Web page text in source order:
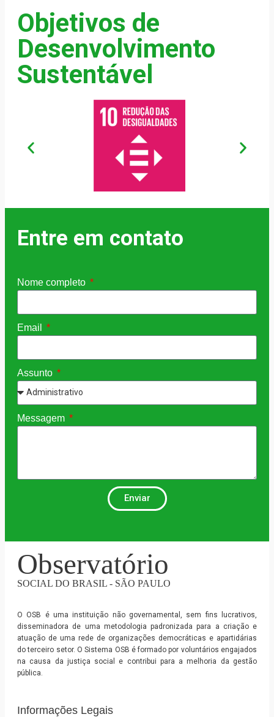
Objetivos de
Desenvolvimento
Sustentável
Entre em contato
Nome completo
Email
Assunto
Messagem
Enviar
Observatório
SOCIAL DO BRASIL - SÃO PAULO
O OSB é uma instituição não governamental, sem fins lucrativos,
disseminadora de uma metodologia padronizada para a criação e
atuação de uma rede de organizações democráticas e apartidárias
do terceiro setor. O Sistema OSB é formado por voluntários engajados
na causa da justiça social e contribui para a melhoria da gestão
pública.
Informações Legais